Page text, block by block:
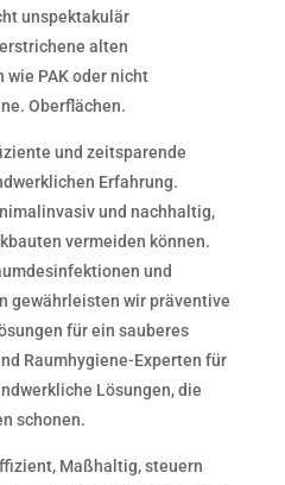
unspektakulär
alten
wie PAK oder nicht
Oberflächen.
und zeitsparende
Erfahrung.
und nachhaltig,
vermeiden können.
und
gewährleisten wir präventive
für ein sauberes
Raumhygiene-Experten für
Lösungen, die
schonen.
Maßhaltig, steuern